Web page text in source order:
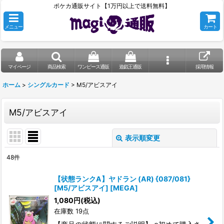
ポケカ通販サイト【1万円以上で送料無料】
メニュー カート
マイページ 商品検索 ワンピース通販 遊戯王通販 採用情報
ホーム > シングルカード > M5/アビスアイ
M5/アビスアイ
表示順変更
並び順:
48件
【状態ランクA】ヤドラン (AR) {087/081}
[M5/アビスアイ] [MEGA]
1,080円(税込)
在庫数 19点